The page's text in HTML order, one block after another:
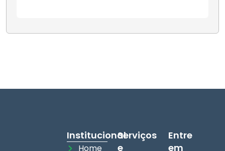
Institucional
Home
Serviços
e
Entre
em